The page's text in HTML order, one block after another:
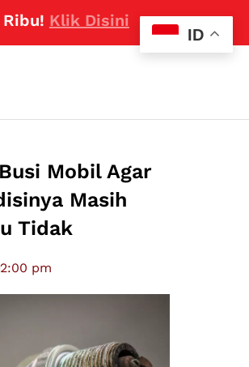
Klik Disini
Mobil Agar
Masih
Tidak
2:00 pm
ID